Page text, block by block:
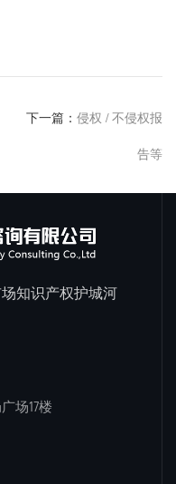
下一篇： 侵权 / 不侵权报
告等
知识产权护城河
场17楼